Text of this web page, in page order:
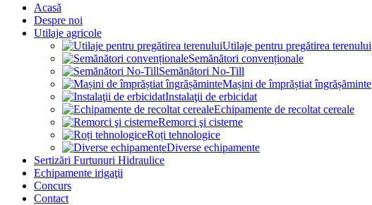
Acasă
Despre noi
Utilaje agricole
Utilaje pentru pregătirea terenului
Semănători convenționale
Semănători No-Till
Mașini de împrăștiat îngrășăminte
Instalaţii de erbicidat
Echipamente de recoltat cereale
Remorci şi cisterne
Roți tehnologice
Diverse echipamente
Sertizări Furtunuri Hidraulice
Echipamente irigaţii
Concurs
Contact